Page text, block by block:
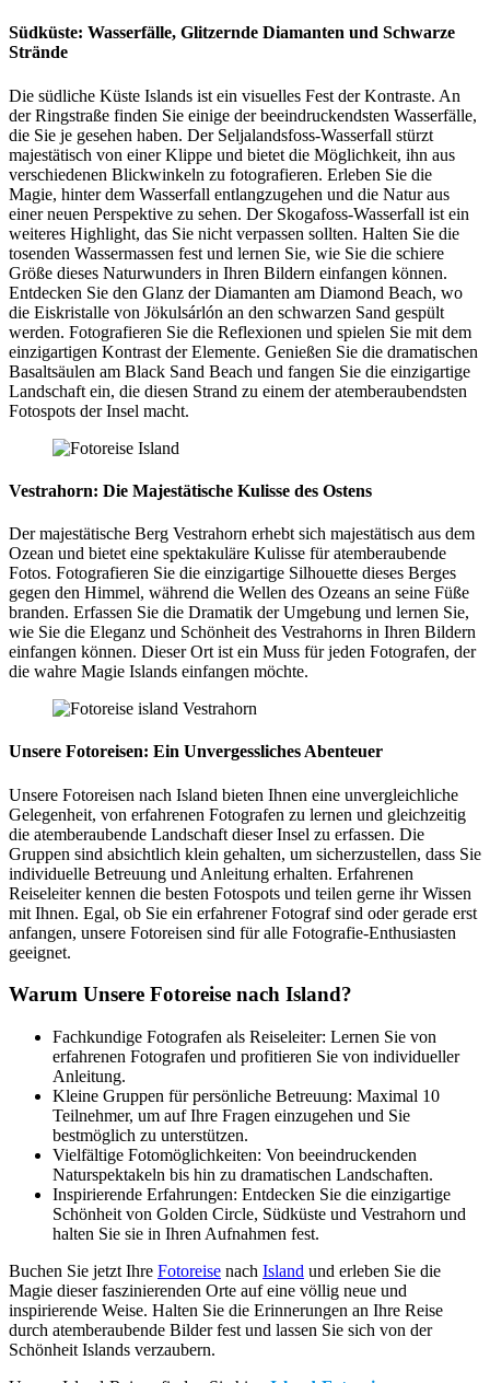
Südküste: Wasserfälle, Glitzernde Diamanten und Schwarze
Strände
Die südliche Küste Islands ist ein visuelles Fest der Kontraste. An
der Ringstraße finden Sie einige der beeindruckendsten Wasserfälle,
die Sie je gesehen haben. Der Seljalandsfoss-Wasserfall stürzt
majestätisch von einer Klippe und bietet die Möglichkeit, ihn aus
verschiedenen Blickwinkeln zu fotografieren. Erleben Sie die
Magie, hinter dem Wasserfall entlangzugehen und die Natur aus
einer neuen Perspektive zu sehen. Der Skogafoss-Wasserfall ist ein
weiteres Highlight, das Sie nicht verpassen sollten. Halten Sie die
tosenden Wassermassen fest und lernen Sie, wie Sie die schiere
Größe dieses Naturwunders in Ihren Bildern einfangen können.
Entdecken Sie den Glanz der Diamanten am Diamond Beach, wo
die Eiskristalle von Jökulsárlón an den schwarzen Sand gespült
werden. Fotografieren Sie die Reflexionen und spielen Sie mit dem
einzigartigen Kontrast der Elemente. Genießen Sie die dramatischen
Basaltsäulen am Black Sand Beach und fangen Sie die einzigartige
Landschaft ein, die diesen Strand zu einem der atemberaubendsten
Fotospots der Insel macht.
Vestrahorn: Die Majestätische Kulisse des Ostens
Der majestätische Berg Vestrahorn erhebt sich majestätisch aus dem
Ozean und bietet eine spektakuläre Kulisse für atemberaubende
Fotos. Fotografieren Sie die einzigartige Silhouette dieses Berges
gegen den Himmel, während die Wellen des Ozeans an seine Füße
branden. Erfassen Sie die Dramatik der Umgebung und lernen Sie,
wie Sie die Eleganz und Schönheit des Vestrahorns in Ihren Bildern
einfangen können. Dieser Ort ist ein Muss für jeden Fotografen, der
die wahre Magie Islands einfangen möchte.
Unsere Fotoreisen: Ein Unvergessliches Abenteuer
Unsere Fotoreisen nach Island bieten Ihnen eine unvergleichliche
Gelegenheit, von erfahrenen Fotografen zu lernen und gleichzeitig
die atemberaubende Landschaft dieser Insel zu erfassen. Die
Gruppen sind absichtlich klein gehalten, um sicherzustellen, dass Sie
individuelle Betreuung und Anleitung erhalten. Erfahrenen
Reiseleiter kennen die besten Fotospots und teilen gerne ihr Wissen
mit Ihnen. Egal, ob Sie ein erfahrener Fotograf sind oder gerade erst
anfangen, unsere Fotoreisen sind für alle Fotografie-Enthusiasten
geeignet.
Warum Unsere Fotoreise nach Island?
Fachkundige Fotografen als Reiseleiter: Lernen Sie von
erfahrenen Fotografen und profitieren Sie von individueller
Anleitung.
Kleine Gruppen für persönliche Betreuung: Maximal 10
Teilnehmer, um auf Ihre Fragen einzugehen und Sie
bestmöglich zu unterstützen.
Vielfältige Fotomöglichkeiten: Von beeindruckenden
Naturspektakeln bis hin zu dramatischen Landschaften.
Inspirierende Erfahrungen: Entdecken Sie die einzigartige
Schönheit von Golden Circle, Südküste und Vestrahorn und
halten Sie sie in Ihren Aufnahmen fest.
Buchen Sie jetzt Ihre Fotoreise nach Island und erleben Sie die
Magie dieser faszinierenden Orte auf eine völlig neue und
inspirierende Weise. Halten Sie die Erinnerungen an Ihre Reise
durch atemberaubende Bilder fest und lassen Sie sich von der
Schönheit Islands verzaubern.